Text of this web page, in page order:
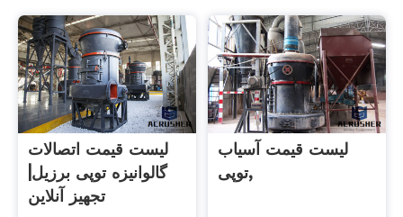
لیست قیمت اتصالات
گالوانیزه توپی برزیل|
تجهیز آنلاین
لیست قیمت آسیاب
توپی,